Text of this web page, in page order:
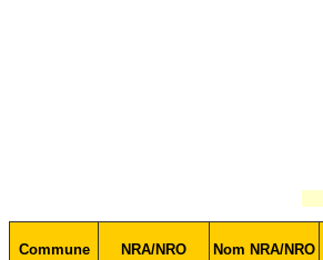
Commune NRA/NRO Nom NRA/NRO